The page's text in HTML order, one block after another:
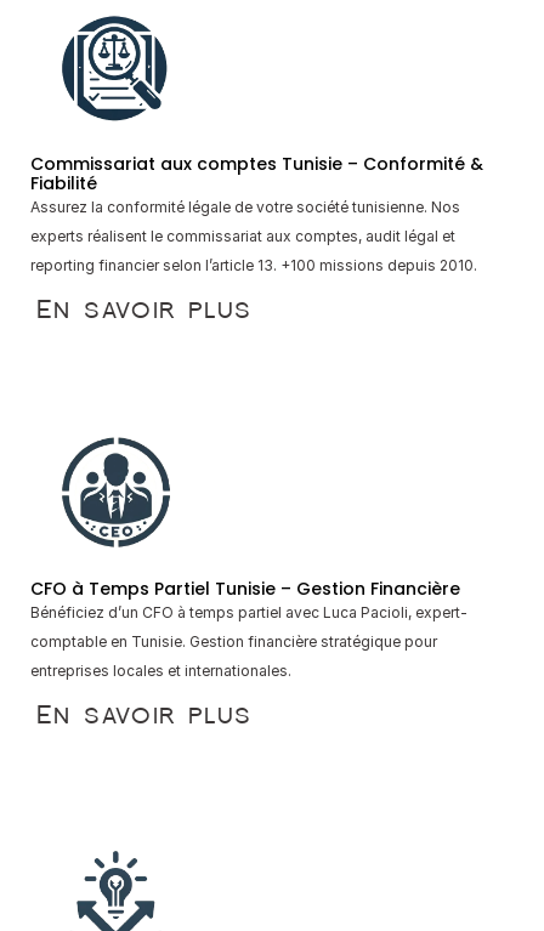
Commissariat aux comptes Tunisie – Conformité &
Fiabilité
Assurez la conformité légale de votre société tunisienne. Nos
experts réalisent le commissariat aux comptes, audit légal et
reporting financier selon l’article 13. +100 missions depuis 2010.
En savoir plus
CFO à Temps Partiel Tunisie – Gestion Financière
Bénéficiez d’un CFO à temps partiel avec Luca Pacioli, expert-
comptable en Tunisie. Gestion financière stratégique pour
entreprises locales et internationales.
En savoir plus